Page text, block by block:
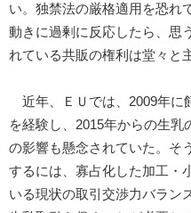
い。独禁法の厳格適用を恐れ
動きに過剰に反応したら、思
れている共販の権利は堂々と
近年、ＥＵでは、2009年に
を経験し、2015年からの生
の影響も懸念されていた。そ
するには、寡占化した加工・
いる現状の取引交渉力バラン